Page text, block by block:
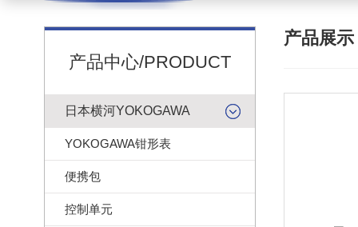
产品中心/PRODUCT
日本横河YOKOGAWA
YOKOGAWA钳形表
便携包
控制单元
产品展示